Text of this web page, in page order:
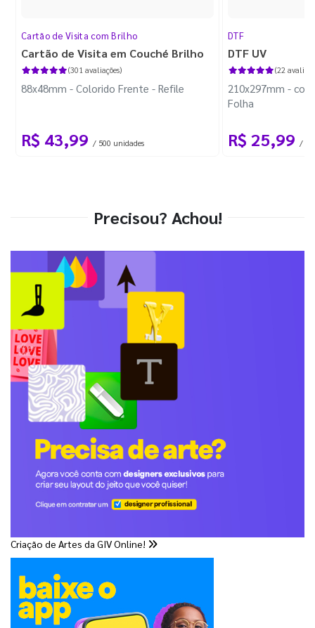
Cartão de Visita com Brilho
Cartão de Visita em Couché Brilho
(301 avaliações)
88x48mm - Colorido Frente - Refile
R$ 43,99 / 500 unidades
DTF
DTF UV
(22
210x297mm -
Folha
R$ 25,99 / 1
Precisou? Achou!
Criação de Artes da GIV Online!